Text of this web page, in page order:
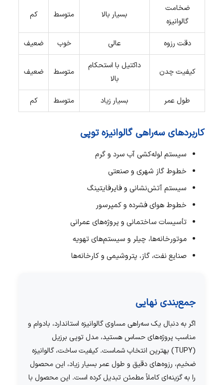
ضخامت
گالوانیزه
بسیار بالا متوسط کم
دقت رزوه عالی خوب ضعیف
کیفیت چدن
داکتیل با استحکام
بالا
متوسط ضعیف
طول عمر بسیار زیاد متوسط کم
کاربردهای سه‌راهی گالوانیزه توپی
سیستم لوله‌کشی آب سرد و گرم
خطوط گاز شهری و صنعتی
سیستم آتش‌نشانی و فایرفایتینگ
خطوط هوای فشرده و کمپرسور
تأسیسات ساختمانی و پروژه‌های عمرانی
موتورخانه‌ها، چیلر و سیستم‌های تهویه
صنایع نفت، گاز، پتروشیمی و کارخانه‌ها
جمع‌بندی نهایی
اگر به دنبال یک سه‌راهی مساوی گالوانیزه استاندارد، بادوام و
مناسب پروژه‌های حساس هستید، مدل توپی برزیل
(TUPY) بهترین انتخاب شماست. کیفیت ساخت، گالوانیزه
ضخیم، رزوه‌های دقیق و طول عمر بسیار زیاد، این محصول
را به گزینه‌ای کاملاً مطمئن تبدیل کرده است. این محصول با